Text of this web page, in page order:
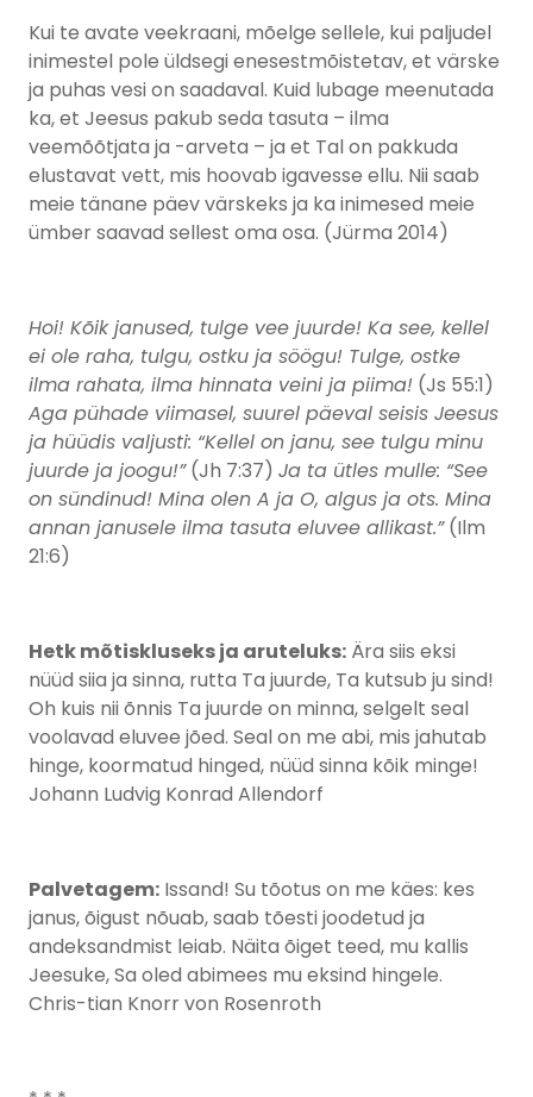
Kui te avate veekraani, mõelge sellele, kui paljudel
inimestel pole üldsegi enesestmõistetav, et värske
ja puhas vesi on saadaval. Kuid lubage meenutada
ka, et Jeesus pakub seda tasuta – ilma
veemõõtjata ja -arveta – ja et Tal on pakkuda
elustavat vett, mis hoovab igavesse ellu. Nii saab
meie tänane päev värskeks ja ka inimesed meie
ümber saavad sellest oma osa. (Jürma 2014)
Hoi! Kõik janused, tulge vee juurde! Ka see, kellel
ei ole raha, tulgu, ostku ja söögu! Tulge, ostke
ilma rahata, ilma hinnata veini ja piima! (Js 55:1)
Aga pühade viimasel, suurel päeval seisis Jeesus
ja hüüdis valjusti: “Kellel on janu, see tulgu minu
juurde ja joogu!”(Jh 7:37) Ja ta ütles mulle: “See
on sündinud! Mina olen A ja O, algus ja ots. Mina
annan janusele ilma tasuta eluvee allikast.”(Ilm
21:6)
Hetk mõtiskluseks ja aruteluks: Ära siis eksi
nüüd siia ja sinna, rutta Ta juurde, Ta kutsub ju sind!
Oh kuis nii õnnis Ta juurde on minna, selgelt seal
voolavad eluvee jõed. Seal on me abi, mis jahutab
hinge, koormatud hinged, nüüd sinna kõik minge!
Johann Ludvig Konrad Allendorf
Palvetagem: Issand! Su tõotus on me käes: kes
janus, õigust nõuab, saab tõesti joodetud ja
andeksandmist leiab. Näita õiget teed, mu kallis
Jeesuke, Sa oled abimees mu eksind hingele.
Chris-tian Knorr von Rosenroth